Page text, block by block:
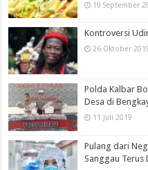
10 September
Kontroversi
26 Oktober
Polda Kalbar
Desa di
11 Juli 2019
Pulang dari
Sanggau Terus